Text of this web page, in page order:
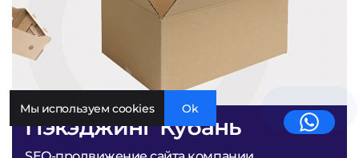
Пэкэджинг Кубань
Мы используем cookies Ok